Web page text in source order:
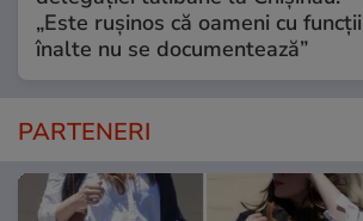
„Este rușinos că oameni cu funcții
înalte nu se documentează”
PARTENERI